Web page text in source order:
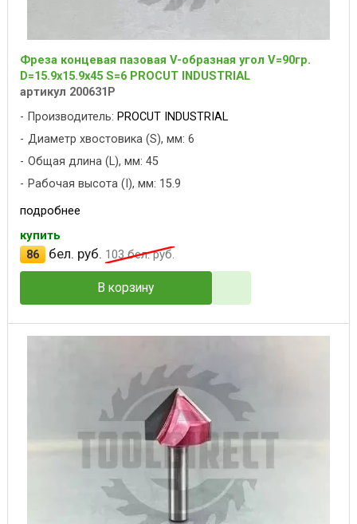
Фреза концевая пазовая V-образная угол V=90гр.
D=15.9x15.9x45 S=6 PROCUT INDUSTRIAL
артикул 200631P
Производитель: PROCUT INDUSTRIAL
Диаметр хвостовика (S), мм: 6
Общая длина (L), мм: 45
Рабочая высота (I), мм: 15.9
подробнее
купить
86
бел. руб. 103бел. руб.
В корзину